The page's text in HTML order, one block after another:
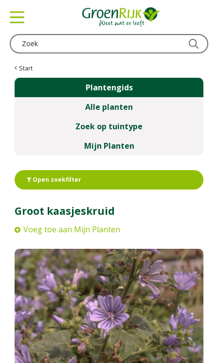
Start
Plantengids
Alle planten
Zoek op tuintype
Mijn Planten
Open zoekfilter
Groot kaasjeskruid
Voeg toe aan Mijn Planten